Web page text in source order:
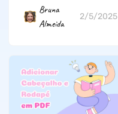
Bruna
Almeida
2/5/2025